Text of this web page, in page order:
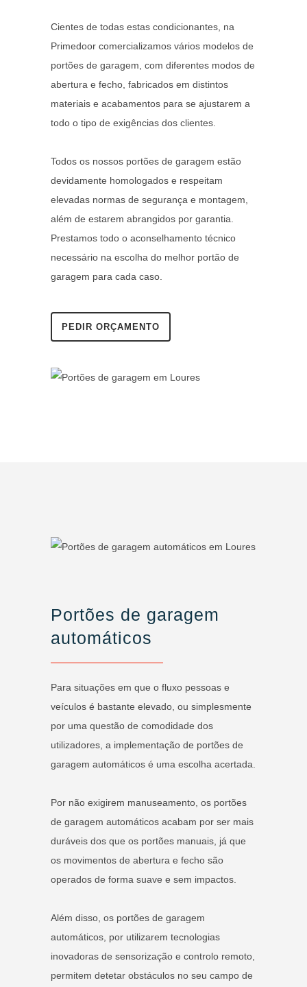
Cientes de todas estas condicionantes, na
Primedoor comercializamos vários modelos de
portões de garagem, com diferentes modos de
abertura e fecho, fabricados em distintos
materiais e acabamentos para se ajustarem a
todo o tipo de exigências dos clientes.
Todos os nossos portões de garagem estão
devidamente homologados e respeitam
elevadas normas de segurança e montagem,
além de estarem abrangidos por garantia.
Prestamos todo o aconselhamento técnico
necessário na escolha do melhor portão de
garagem para cada caso.
PEDIR ORÇAMENTO
Portões de garagem
automáticos
Para situações em que o fluxo pessoas e
veículos é bastante elevado, ou simplesmente
por uma questão de comodidade dos
utilizadores, a implementação de portões de
garagem automáticos é uma escolha acertada.
Por não exigirem manuseamento, os portões
de garagem automáticos acabam por ser mais
duráveis dos que os portões manuais, já que
os movimentos de abertura e fecho são
operados de forma suave e sem impactos.
Além disso, os portões de garagem
automáticos, por utilizarem tecnologias
inovadoras de sensorização e controlo remoto,
permitem detetar obstáculos no seu campo de